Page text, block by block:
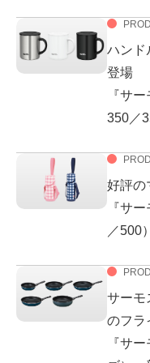
ハンド
登場
『サ
350／
好評の
『サ
／500
サーモ
のフラ
『サ